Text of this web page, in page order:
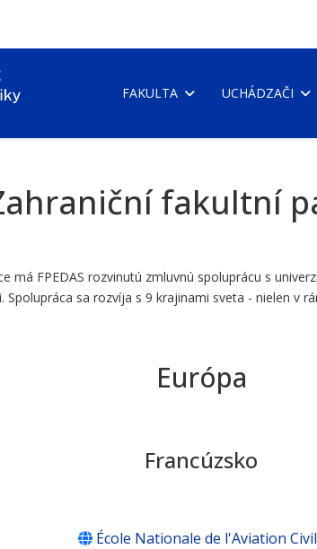
FAKULTA UCHÁDZAČI
fakultní
má FPEDAS rozvinutú zmluvnú spoluprácu s
Spolupráca sa rozvíja s 9 krajinami sveta - nielen v
Európa
Francúzsko
École Nationale de l'Aviation